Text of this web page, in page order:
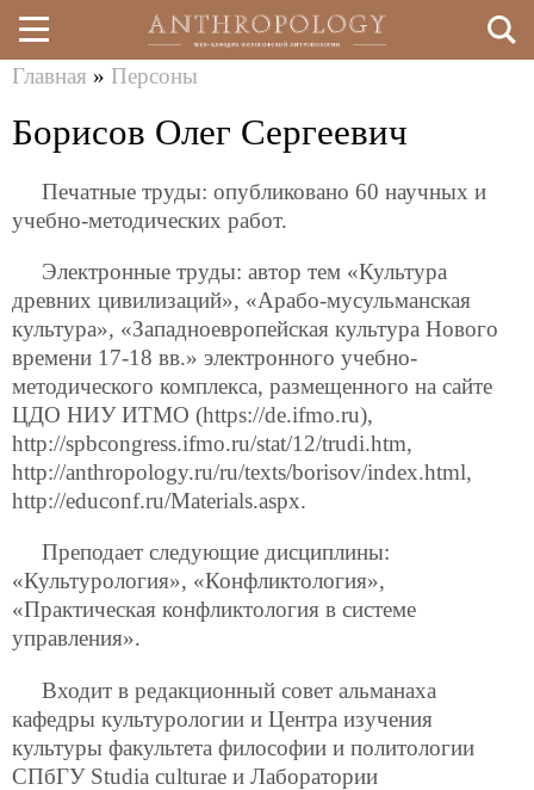
Перейти
к
содержанию
здесь
Главная » Персоны
Борисов Олег Сергеевич
Печатные труды: опубликовано 60 научных и
учебно-методических работ.
Электронные труды: автор тем «Культура
древних цивилизаций», «Арабо-мусульманская
культура», «Западноевропейская культура Нового
времени 17-18 вв.» электронного учебно-
методического комплекса, размещенного на сайте
ЦДО НИУ ИТМО (https://de.ifmo.ru),
http://spbcongress.ifmo.ru/stat/12/trudi.htm,
http://anthropology.ru/ru/texts/borisov/index.html,
http://educonf.ru/Materials.aspx.
Преподает следующие дисциплины:
«Культурология», «Конфликтология»,
«Практическая конфликтология в системе
управления».
Входит в редакционный совет альманаха
кафедры культурологии и Центра изучения
культуры факультета философии и политологии
СПбГУ Studia culturae и Лаборатории